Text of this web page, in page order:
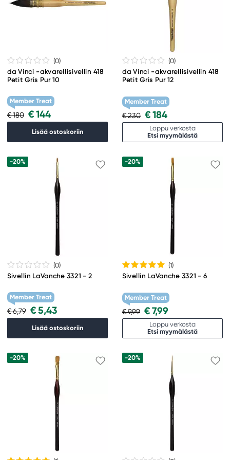
(0)
da Vinci -akvarellisivellin 418
Petit Gris Pur 10
Member Treat
€ 180 € 144
Lisää ostoskoriin
(0)
da Vinci -akvarellisivellin 418
Petit Gris Pur 12
Member Treat
€ 230 € 184
Loppu verkosta
Etsi myymälästä
-20%
(0)
Sivellin LaVanche 3321 - 2
Member Treat
€ 6,79 € 5,43
Lisää ostoskoriin
-20%
(1)
Sivellin LaVanche 3321 - 6
Member Treat
€ 9,99 € 7,99
Loppu verkosta
Etsi myymälästä
-20% -20%